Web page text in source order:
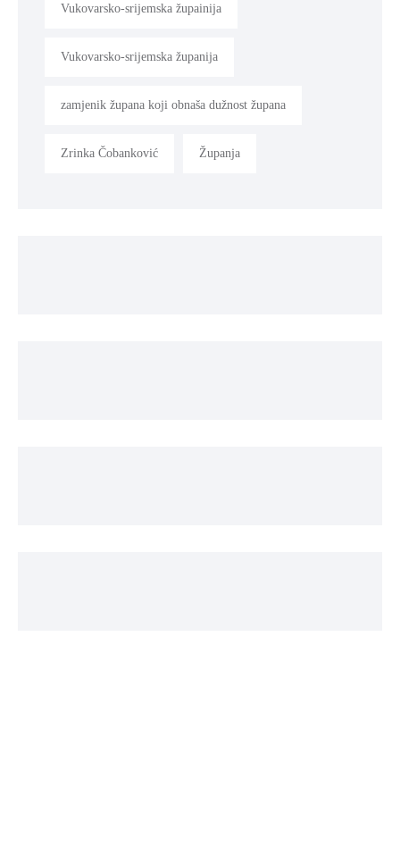
Vukovarsko-srijemska župainija
Vukovarsko-srijemska županija
zamjenik župana koji obnaša dužnost župana
Zrinka Čobanković Županja